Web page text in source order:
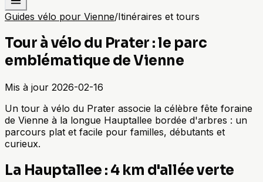
Guides vélo pour Vienne/Itinéraires et tours
Tour à vélo du Prater : le parc
emblématique de Vienne
Mis à jour 2026-02-16
Un tour à vélo du Prater associe la célèbre fête foraine
de Vienne à la longue Hauptallee bordée d'arbres : un
parcours plat et facile pour familles, débutants et
curieux.
La Hauptallee : 4 km d'allée verte